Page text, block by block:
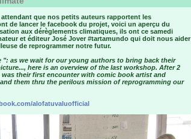
que nos petits auteurs rapportent les
de lancer le facebook du projet, voici un aperçu du
aux dérèglements climatiques, ils ont ce samedi
et éditeur José Jover #‎tartamundo qui doit nous aider
de reprogrammer notre futur.
": as we wait for our young authors to bring back their
here is an overview of the last workshop. After 2
their first encounter with comic book artist and
them thru the perilous mission of reprogramming our
alofatuvaluofficial